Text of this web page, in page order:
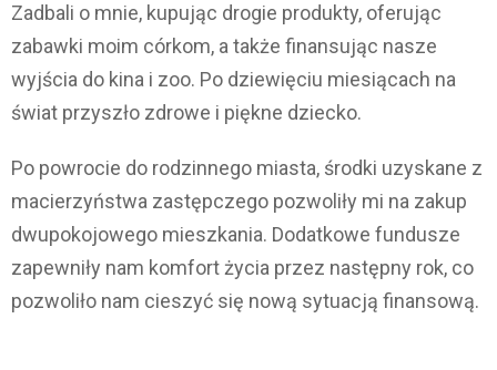
Zadbali o mnie, kupując drogie produkty, oferując
zabawki moim córkom, a także finansując nasze
wyjścia do kina i zoo. Po dziewięciu miesiącach na
świat przyszło zdrowe i piękne dziecko.
Po powrocie do rodzinnego miasta, środki uzyskane z
macierzyństwa zastępczego pozwoliły mi na zakup
dwupokojowego mieszkania. Dodatkowe fundusze
zapewniły nam komfort życia przez następny rok, co
pozwoliło nam cieszyć się nową sytuacją finansową.